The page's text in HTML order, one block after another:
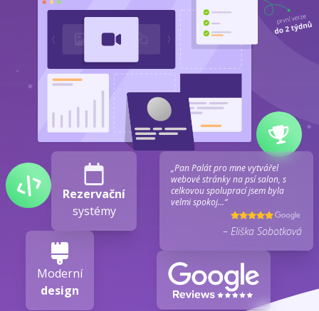
Rezervační
systémy
Moderní
design
„Pan Palát pro mne vytvářel
webové stránky na psí salon, s
celkovou spoluprací jsem byla
velmi spokoj...“
– Eliška Sobotková